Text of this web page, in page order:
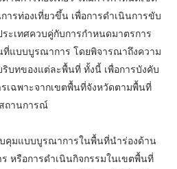
ารท่องเที่ยวขึ้น เพื่อการดำเนินการขับ
ะเทศควบคู่กับการกำหนดมาตรการ
แบบบูรณาการ โดยพิจารณาถึงความ
บทของแต่ละพื้นที่ ทั้งนี้ เพื่อการบังคับ
เฉพาะจากเขตพื้นที่จังหวัดตามพื้นที่
สถานการณ์
คุมแบบบูรณาการในพื้นที่นำร่องด้าน
หรือการดำเนินกิจกรรมในเขตพื้นที่